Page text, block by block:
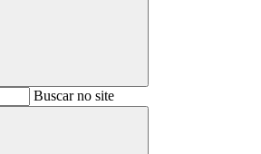
BuscarBuscar no site